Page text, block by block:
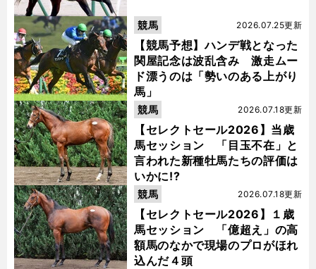
【競馬予想】ハンデ戦となった
関屋記念は波乱含み 激走ムー
ド漂うのは「勢いのある上がり
馬」
2026.07.25更新
競馬
【セレクトセール2026】当歳
馬セッション 「目玉不在」と
言われた新種牡馬たちの評価は
いかに!?
2026.07.18更新
競馬
【セレクトセール2026】１歳
馬セッション 「億超え」の高
額馬のなかで現場のプロがほれ
込んだ４頭
2026.07.18更新
競馬